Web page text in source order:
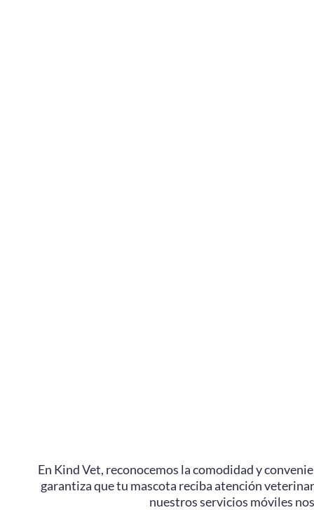
En Kind Vet, reconocemos la comodidad y
garantiza que tu mascota reciba atención
nuestros servicios móviles